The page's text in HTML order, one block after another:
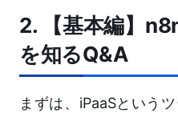
2. 【基本編】
を知るQ&A
まずは、iPaaSという